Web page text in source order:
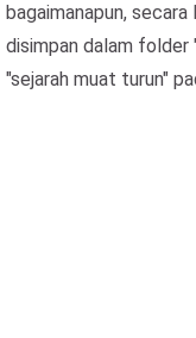
bagaimanapun,
disimpan dalam folder
"sejarah muat turun"